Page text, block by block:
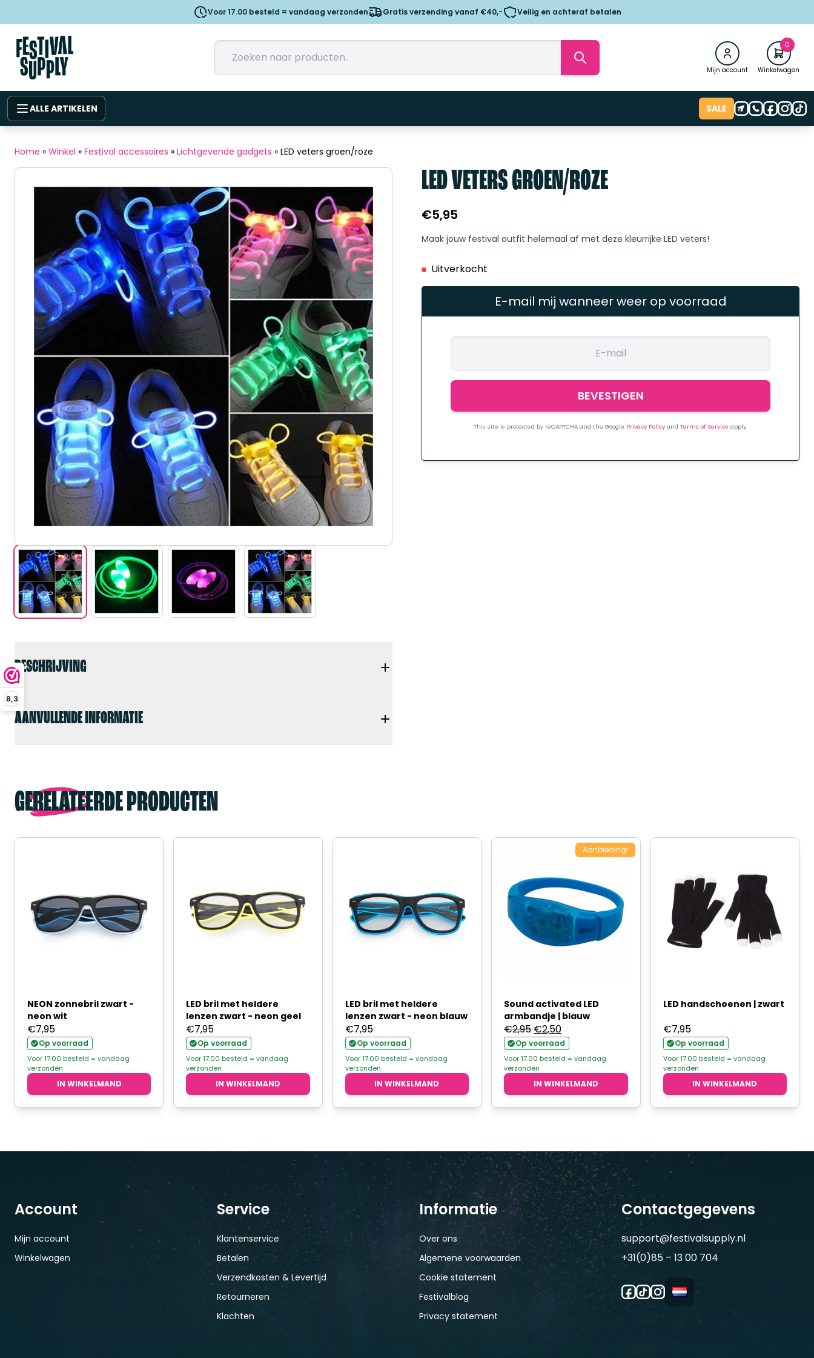
8,3
Voor 17.00 besteld = vandaag verzonden Gratis verzending vanaf €40,- Veilig en achteraf betalen
Mijn account
0
Winkelwagen
ALLE ARTIKELEN SALE
Home » Winkel » Festival accessoires » Lichtgevende gadgets » LED veters groen/roze
BESCHRIJVING
AANVULLENDE INFORMATIE
LED VETERS GROEN/ROZE
€5,95
Maak jouw festival outfit helemaal af met deze kleurrijke LED veters!
Uitverkocht
E-mail mij wanneer weer op voorraad
This site is protected by reCAPTCHA and the Google Privacy Policy and Terms of Service apply.
GERELATEERDE PRODUCTEN
NEON zonnebril zwart -
neon wit
€7,95
Op voorraad
Voor 17.00 besteld = vandaag
verzonden
IN WINKELMAND
LED bril met heldere
lenzen zwart - neon geel
€7,95
Op voorraad
Voor 17.00 besteld = vandaag
verzonden
IN WINKELMAND
LED bril met heldere
lenzen zwart - neon blauw
€7,95
Op voorraad
Voor 17.00 besteld = vandaag
verzonden
IN WINKELMAND
Aanbieding!
Sound activated LED
armbandje | blauw
€2,95 Oorspronkelijke
prijs
was:
€2,95.
€2,50Huidige
prijs
is:
€2,50.
Op voorraad
Voor 17.00 besteld = vandaag
verzonden
IN WINKELMAND
LED handschoenen | zwart
€7,95
Op voorraad
Voor 17.00 besteld = vandaag
verzonden
IN WINKELMAND
Account
Mijn account
Winkelwagen
Service
Klantenservice
Betalen
Verzendkosten & Levertijd
Retourneren
Klachten
Informatie
Over ons
Algemene voorwaarden
Cookie statement
Festivalblog
Privacy statement
Contactgegevens
support@festivalsupply.nl
+31(0)85 – 13 00 704